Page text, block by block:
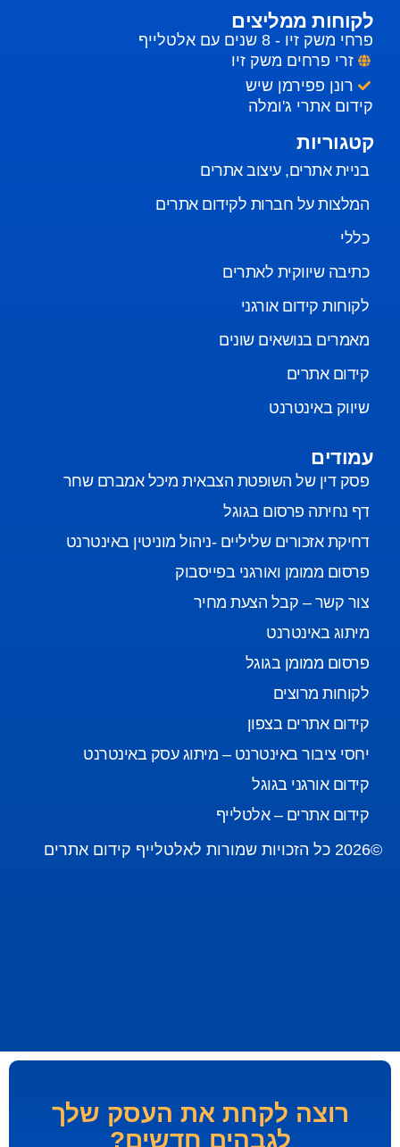
לקוחות ממליצים
פרחי משק זיו - 8 שנים עם אלטלייף
זרי פרחים משק זיו
רונן פפירמן שיש
קידום אתרי ג'ומלה
קטגוריות
בניית אתרים, עיצוב אתרים
המלצות על חברות לקידום אתרים
כללי
כתיבה שיווקית לאתרים
לקוחות קידום אורגני
מאמרים בנושאים שונים
קידום אתרים
שיווק באינטרנט
עמודים
פסק דין של השופטת הצבאית מיכל אמברם שחר
דף נחיתה פרסום בגוגל
דחיקת אזכורים שליליים -ניהול מוניטין באינטרנט
פרסום ממומן ואורגני בפייסבוק
צור קשר – קבל הצעת מחיר
מיתוג באינטרנט
פרסום ממומן בגוגל
לקוחות מרוצים
קידום אתרים בצפון
יחסי ציבור באינטרנט – מיתוג עסק באינטרנט
קידום אורגני בגוגל
קידום אתרים – אלטלייף
©2026 כל הזכויות שמורות לאלטלייף קידום אתרים
רוצה לקחת את העסק שלך
לגבהים חדשים?